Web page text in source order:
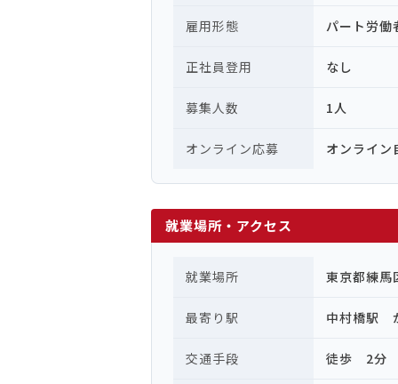
雇用形態 パート労働
正社員登用 なし
募集人数 1人
オンライン応募 オンライン
就業場所・アクセス
就業場所 東京都練馬
最寄り駅 中村橋駅
交通手段 徒歩 2分